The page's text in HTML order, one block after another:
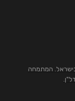
בישראל. המתמחה